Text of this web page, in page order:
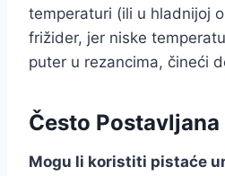
temperaturi (ili u hladnijoj
frižider, jer niske
puter u rezancima, čineći
Često Postavljana
Mogu li koristiti pistaće